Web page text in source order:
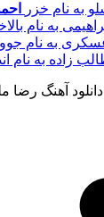
دانلود آهنگ رضا